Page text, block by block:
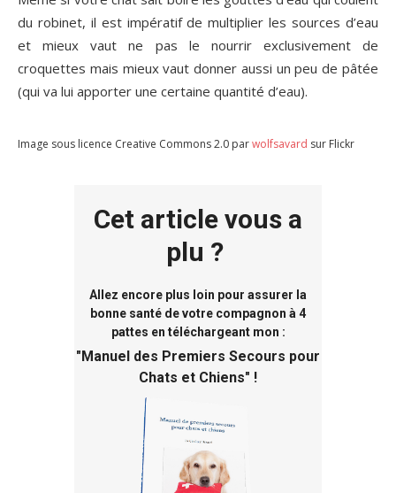
du robinet, il est impératif de multiplier les sources d’eau
et mieux vaut ne pas le nourrir exclusivement de
croquettes mais mieux vaut donner aussi un peu de pâtée
(qui va lui apporter une certaine quantité d’eau).
Image sous licence Creative Commons 2.0 parwolfsavard sur Flickr
Cet article vous a
plu ?
Allez encore plus loin pour assurer la
bonne santé de votre compagnon à 4
pattes en téléchargeant mon :
"Manuel des Premiers Secours pour
Chats et Chiens" !